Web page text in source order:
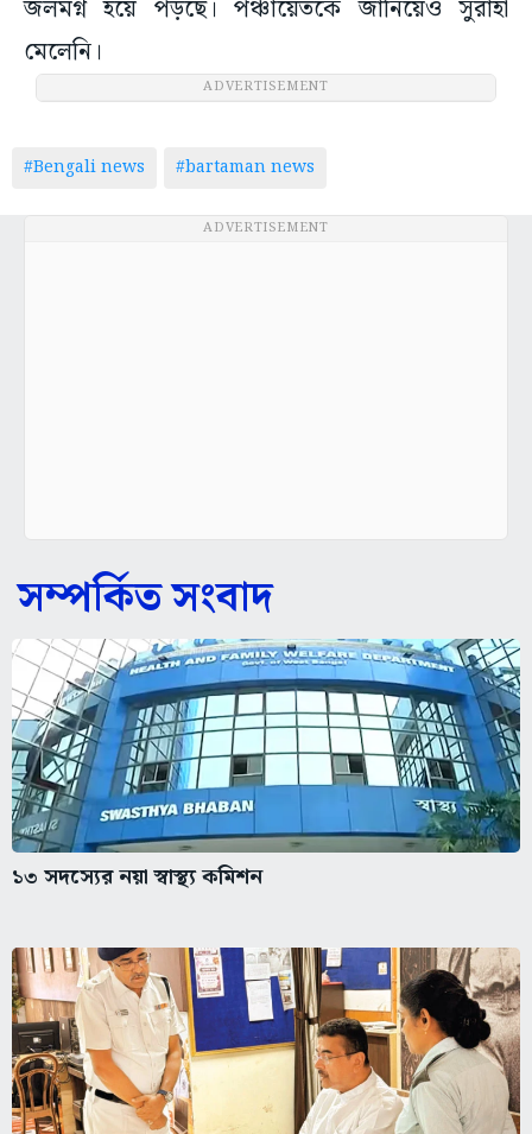
জলমগ্ন হয়ে পড়ছে। পঞ্চায়েতকে জানিয়েও সুরাহা
মেলেনি।
ADVERTISEMENT
#Bengali news #bartaman news
ADVERTISEMENT
সম্পর্কিত সংবাদ
১৩ সদস্যের নয়া স্বাস্থ্য কমিশন